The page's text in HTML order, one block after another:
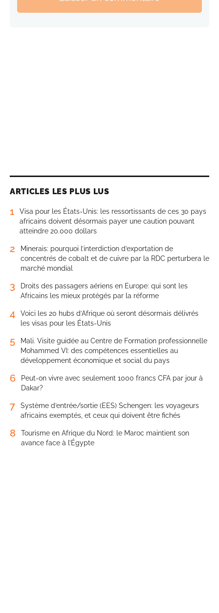
ARTICLES LES PLUS LUS
1
Visa pour les États-Unis: les ressortissants de ces 30 pays
africains doivent désormais payer une caution pouvant
atteindre 20.000 dollars
2
Minerais: pourquoi l’interdiction d’exportation de
concentrés de cobalt et de cuivre par la RDC perturbera le
marché mondial
3
Droits des passagers aériens en Europe: qui sont les
Africains les mieux protégés par la réforme
4
Voici les 20 hubs d’Afrique où seront désormais délivrés
les visas pour les États-Unis
5
Mali. Visite guidée au Centre de Formation professionnelle
Mohammed VI: des compétences essentielles au
développement économique et social du pays
6
Peut-on vivre avec seulement 1000 francs CFA par jour à
Dakar?
7
Système d’entrée/sortie (EES) Schengen: les voyageurs
africains exemptés, et ceux qui doivent être fichés
8
Tourisme en Afrique du Nord: le Maroc maintient son
avance face à l’Égypte